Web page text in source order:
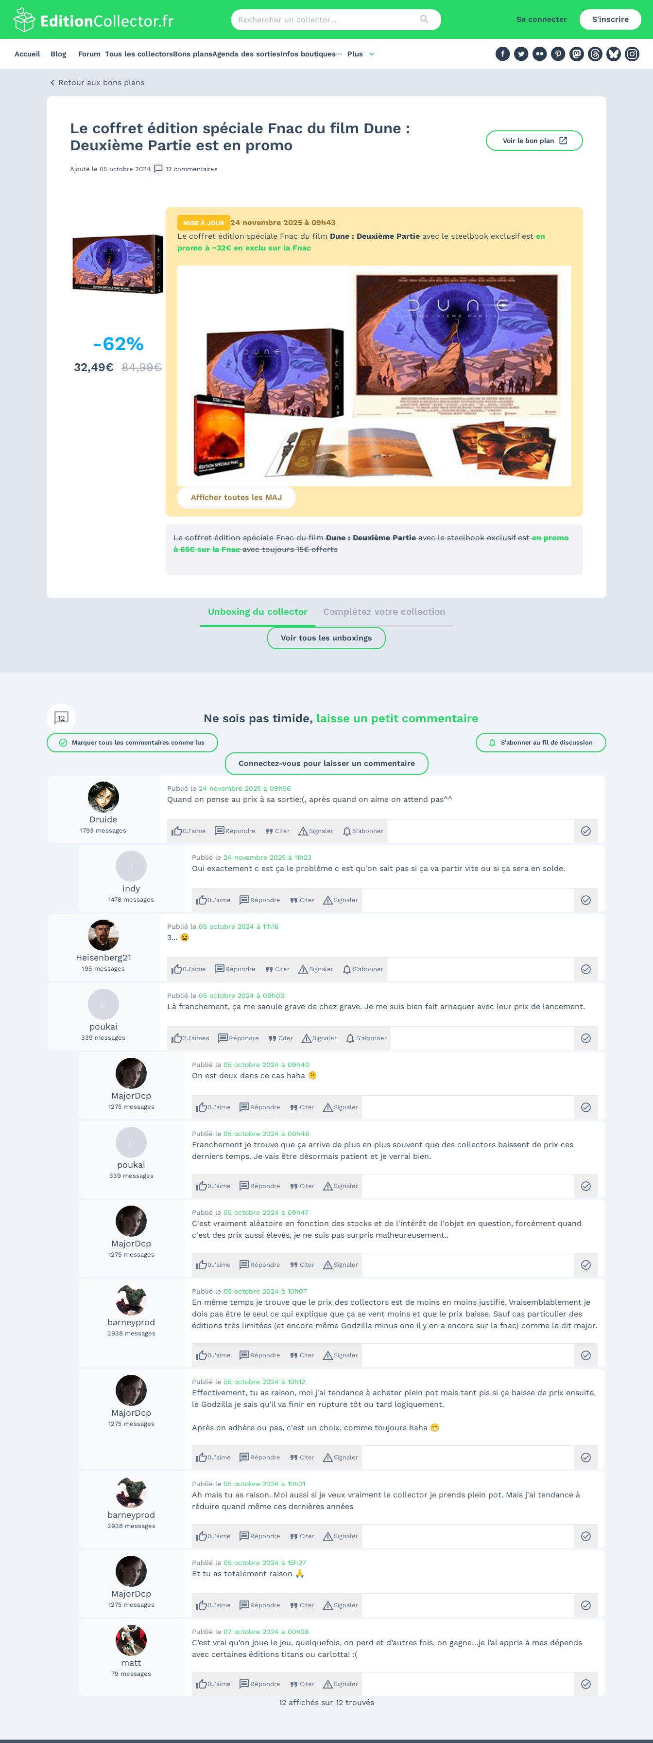
Se connecter S'inscrire
Accueil Blog Forum Tous les collectorsBons plansAgenda des sortiesInfos boutiques Plus
Retour aux bons plans
Le coffret édition spéciale Fnac du film Dune :
Deuxième Partie est en promo
Voir le bon plan
Ajouté le 05 octobre 2024 12 commentaires
-62%
32,49€ 84,99€
MISE À JOUR
24 novembre 2025 à 09h43
Le coffret édition spéciale Fnac du film Dune : Deuxième Partie avec le steelbook exclusif est en
promo à ~32€ en exclu sur la Fnac
Afficher toutes les MAJ
Le coffret édition spéciale Fnac du filmDune : Deuxième Partieavec le steelbook exclusif esten promo
à 65€ sur la Fnacavec toujours 15€ offerts
Unboxing du collector Complétez votre collection
Voir tous les unboxings
12 Ne sois pas timide, laisse un petit commentaire
check_circle Marquer tous les commentaires comme lus notifications S'abonner au fil de discussion
Connectez-vous pour laisser un commentaire
Druide
1793 messages
Publié le 24 novembre 2025 à 09h56
Quand on pense au prix à sa sortie:(, après quand on aime on attend pas^^
thumb_up0J'aime message Répondre format_quote Citer warning_amber Signaler notifications S'abonner check_circle
indy
1478 messages
Publié le 24 novembre 2025 à 11h23
Oui exactement c est ça le problème c est qu'on sait pas si ça va partir vite ou si ça sera en solde.
thumb_up0J'aime message Répondre format_quote Citer warning_amber Signaler check_circle
Heisenberg21
195 messages
Publié le 05 octobre 2024 à 11h16
3... 😫
thumb_up0J'aime message Répondre format_quote Citer warning_amber Signaler notifications S'abonner check_circle
poukai
339 messages
Publié le 05 octobre 2024 à 09h00
Là franchement, ça me saoule grave de chez grave. Je me suis bien fait arnaquer avec leur prix de lancement.
thumb_up2J'aimes message Répondre format_quote Citer warning_amber Signaler notifications S'abonner check_circle
MajorDcp
1275 messages
Publié le 05 octobre 2024 à 09h40
On est deux dans ce cas haha 🫠
thumb_up0J'aime message Répondre format_quote Citer warning_amber Signaler check_circle
poukai
339 messages
Publié le 05 octobre 2024 à 09h46
Franchement je trouve que ça arrive de plus en plus souvent que des collectors baissent de prix ces
derniers temps. Je vais être désormais patient et je verrai bien.
thumb_up0J'aime message Répondre format_quote Citer warning_amber Signaler check_circle
MajorDcp
1275 messages
Publié le 05 octobre 2024 à 09h47
C'est vraiment aléatoire en fonction des stocks et de l'intérêt de l'objet en question, forcément quand
c'est des prix aussi élevés, je ne suis pas surpris malheureusement..
thumb_up0J'aime message Répondre format_quote Citer warning_amber Signaler check_circle
barneyprod
2938 messages
Publié le 05 octobre 2024 à 10h07
En même temps je trouve que le prix des collectors est de moins en moins justifié. Vraisemblablement je
dois pas être le seul ce qui explique que ça se vent moins et que le prix baisse. Sauf cas particulier des
éditions très limitées (et encore même Godzilla minus one il y en a encore sur la fnac) comme le dit major.
thumb_up0J'aime message Répondre format_quote Citer warning_amber Signaler check_circle
MajorDcp
1275 messages
Publié le 05 octobre 2024 à 10h12
Effectivement, tu as raison, moi j'ai tendance à acheter plein pot mais tant pis si ça baisse de prix ensuite,
le Godzilla je sais qu'il va finir en rupture tôt ou tard logiquement.
Après on adhère ou pas, c'est un choix, comme toujours haha 😁
thumb_up0J'aime message Répondre format_quote Citer warning_amber Signaler check_circle
barneyprod
2938 messages
Publié le 05 octobre 2024 à 10h31
Ah mais tu as raison. Moi aussi si je veux vraiment le collector je prends plein pot. Mais j'ai tendance à
réduire quand même ces dernières années
thumb_up0J'aime message Répondre format_quote Citer warning_amber Signaler check_circle
MajorDcp
1275 messages
Publié le 05 octobre 2024 à 15h27
Et tu as totalement raison 🙏
thumb_up0J'aime message Répondre format_quote Citer warning_amber Signaler check_circle
matt
79 messages
Publié le 07 octobre 2024 à 00h28
C’est vrai qu’on joue le jeu, quelquefois, on perd et d’autres fois, on gagne…je l’ai appris à mes dépends
avec certaines éditions titans ou carlotta! :(
thumb_up0J'aime message Répondre format_quote Citer warning_amber Signaler check_circle
12 affichés sur 12 trouvés